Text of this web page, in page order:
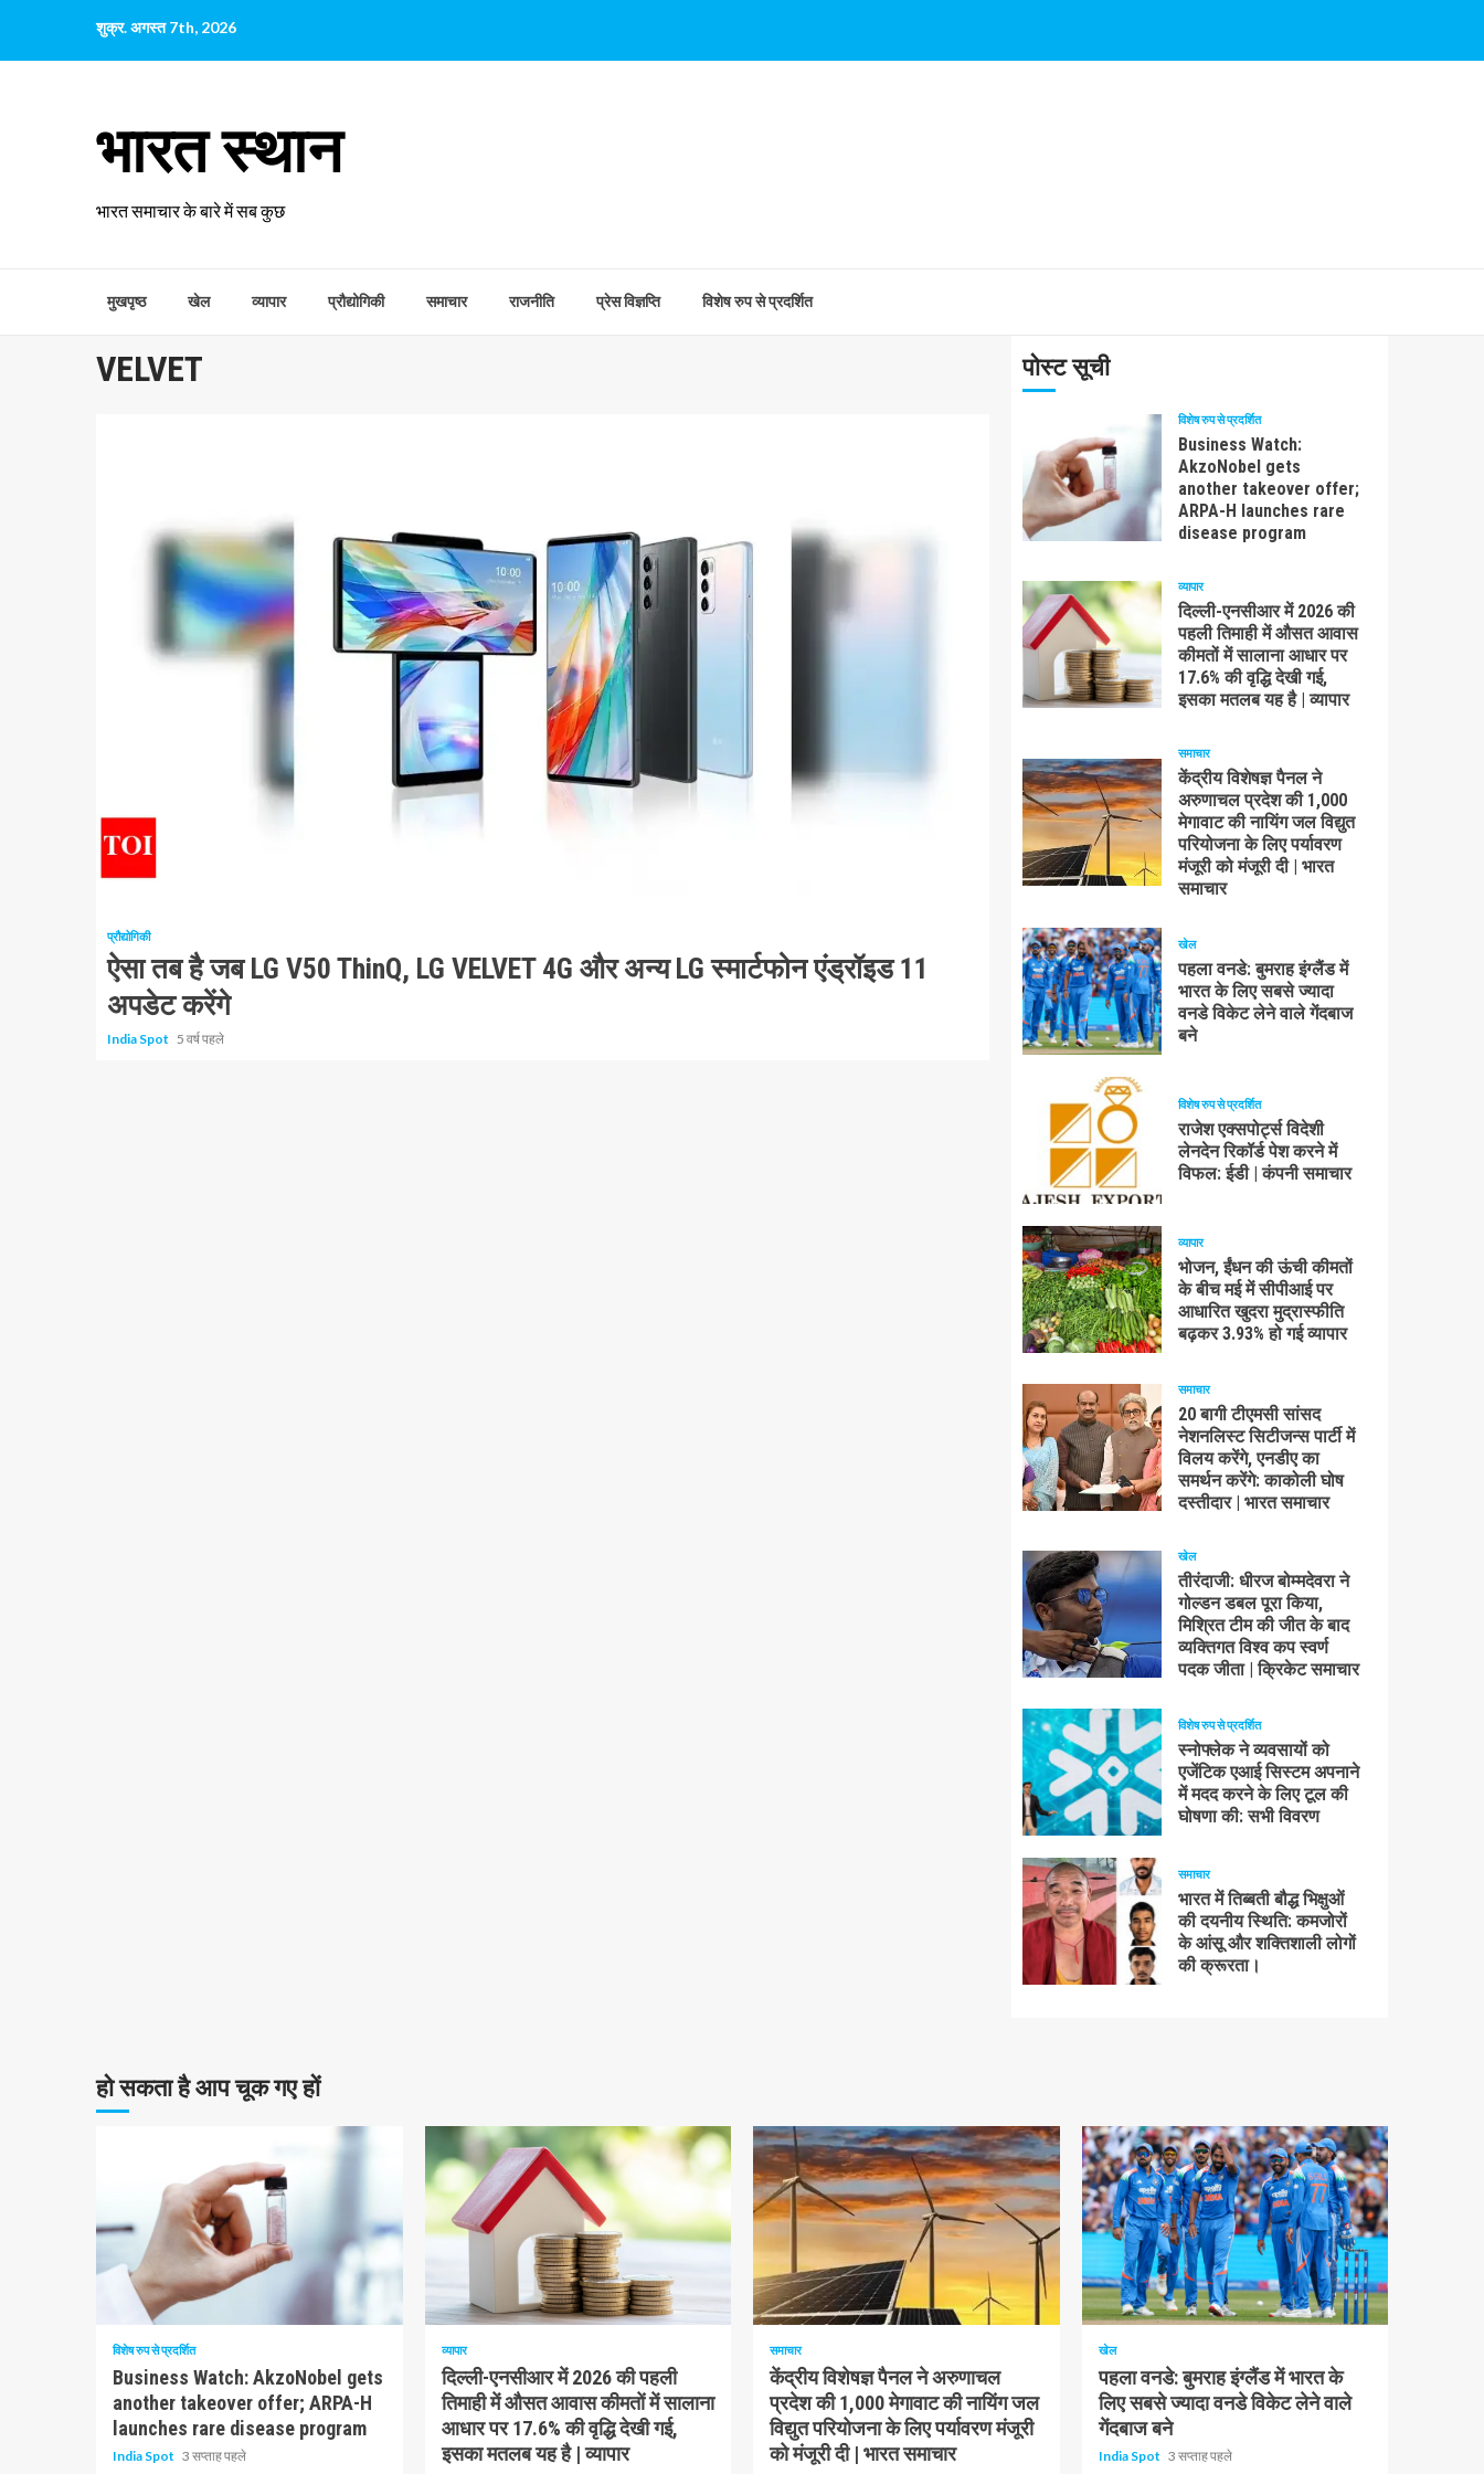
पर
शुक्र. अगस्त 7th, 2026
भारत स्थान
भारत समाचार के बारे में सब कुछ
मुखपृष्ठ खेल व्यापार प्रौद्योगिकी समाचार राजनीति प्रेस विज्ञप्ति विशेष रुप से प्रदर्शित
VELVET
1 न्यूनतम पढ़ा
प्रौद्योगिकी
ऐसा तब है जब LG V50 ThinQ, LG VELVET 4G और अन्य LG स्मार्टफोन एंड्रॉइड 11
अपडेट करेंगे
India Spot 5 वर्ष पहले
पोस्ट सूची
विशेष रुप से प्रदर्शित
Business Watch:
AkzoNobel gets
another takeover offer;
ARPA-H launches rare
disease program
व्यापार
दिल्ली-एनसीआर में 2026 की
पहली तिमाही में औसत आवास
कीमतों में सालाना आधार पर
17.6% की वृद्धि देखी गई,
इसका मतलब यह है | व्यापार
समाचार
केंद्रीय विशेषज्ञ पैनल ने
अरुणाचल प्रदेश की 1,000
मेगावाट की नायिंग जल विद्युत
परियोजना के लिए पर्यावरण
मंजूरी को मंजूरी दी | भारत
समाचार
खेल
पहला वनडे: बुमराह इंग्लैंड में
भारत के लिए सबसे ज्यादा
वनडे विकेट लेने वाले गेंदबाज
बने
विशेष रुप से प्रदर्शित
राजेश एक्सपोर्ट्स विदेशी
लेनदेन रिकॉर्ड पेश करने में
विफल: ईडी | कंपनी समाचार
व्यापार
भोजन, ईंधन की ऊंची कीमतों
के बीच मई में सीपीआई पर
आधारित खुदरा मुद्रास्फीति
बढ़कर 3.93% हो गई व्यापार
समाचार
20 बागी टीएमसी सांसद
नेशनलिस्ट सिटीजन्स पार्टी में
विलय करेंगे, एनडीए का
समर्थन करेंगे: काकोली घोष
दस्तीदार | भारत समाचार
खेल
तीरंदाजी: धीरज बोम्मदेवरा ने
गोल्डन डबल पूरा किया,
मिश्रित टीम की जीत के बाद
व्यक्तिगत विश्व कप स्वर्ण
पदक जीता | क्रिकेट समाचार
विशेष रुप से प्रदर्शित
स्नोफ्लेक ने व्यवसायों को
एजेंटिक एआई सिस्टम अपनाने
में मदद करने के लिए टूल की
घोषणा की: सभी विवरण
समाचार
भारत में तिब्बती बौद्ध भिक्षुओं
की दयनीय स्थिति: कमजोरों
के आंसू और शक्तिशाली लोगों
की क्रूरता।
हो सकता है आप चूक गए हों
10 न्यूनतम पढ़ा
विशेष रुप से प्रदर्शित
Business Watch: AkzoNobel gets
another takeover offer; ARPA-H
launches rare disease program
India Spot 3 सप्ताह पहले
व्यापार
दिल्ली-एनसीआर में 2026 की पहली
तिमाही में औसत आवास कीमतों में सालाना
आधार पर 17.6% की वृद्धि देखी गई,
इसका मतलब यह है | व्यापार
1 न्यूनतम पढ़ा
समाचार
केंद्रीय विशेषज्ञ पैनल ने अरुणाचल
प्रदेश की 1,000 मेगावाट की नायिंग जल
विद्युत परियोजना के लिए पर्यावरण मंजूरी
को मंजूरी दी | भारत समाचार
1 न्यूनतम पढ़ा
खेल
पहला वनडे: बुमराह इंग्लैंड में भारत के
लिए सबसे ज्यादा वनडे विकेट लेने वाले
गेंदबाज बने
India Spot 3 सप्ताह पहले